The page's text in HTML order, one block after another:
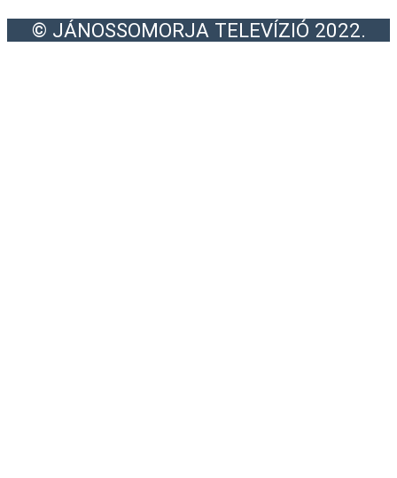
© JÁNOSSOMORJA TELEVÍZIÓ 2022.